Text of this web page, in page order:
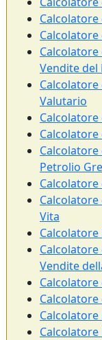
Vendite del
Calcolatore
Valutario
Calcolatore
Petrolio
Calcolatore
Vita
Calcolatore
Vendite
Calcolatore
Calcolatore